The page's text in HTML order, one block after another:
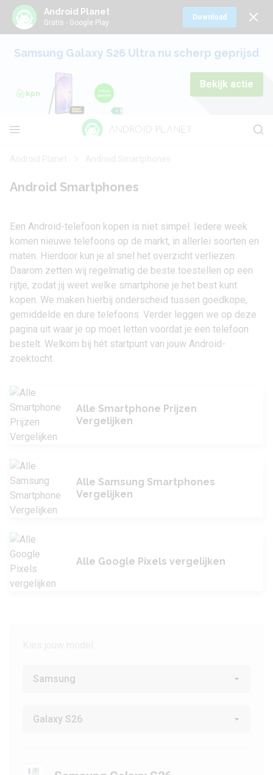
Android Planet
Gratis - Google Play
Download
Samsung Galaxy S26 Ultra nu scherp geprijsd
Bekijk actie
Android Smartphones
Een Android-telefoon kopen is niet simpel. Iedere week
komen nieuwe telefoons op de markt, in allerlei soorten en
maten. Hierdoor kun je al snel het overzicht verliezen.
Daarom zetten wij regelmatig de beste toestellen op een
rijtje, zodat jij weet welke smartphone je het best kunt
kopen. We maken hierbij onderscheid tussen goedkope,
gemiddelde en dure telefoons. Verder leggen we op deze
pagina uit waar je op moet letten voordat je een telefoon
bestelt. Welkom bij hét startpunt van jouw Android-
zoektocht.
Alle Smartphone Prijzen
Vergelijken
Alle Samsung Smartphones
Vergelijken
Alle Google Pixels vergelijken